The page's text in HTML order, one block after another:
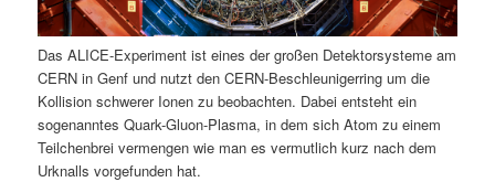
n
h
l
n
I
h
Das ALICE-Experiment ist eines der großen Detektorsysteme am
CERN in Genf und nutzt den CERN-Beschleunigerring um die
Kollision schwerer Ionen zu beobachten. Dabei entsteht ein
sogenanntes Quark-Gluon-Plasma, in dem sich Atom zu einem
Teilchenbrei vermengen wie man es vermutlich kurz nach dem
Urknalls vorgefunden hat.